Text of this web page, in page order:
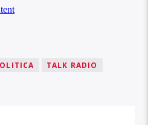
TALK RADIO